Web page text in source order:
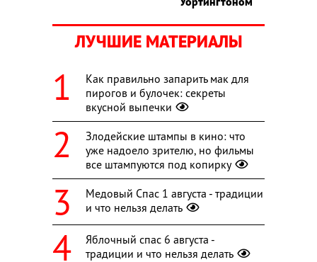
ЛУЧШИЕ МАТЕРИАЛЫ
Как правильно запарить мак для
пирогов и булочек: секреты
вкусной выпечки
Злодейские штампы в кино: что
уже надоело зрителю, но фильмы
все штампуются под копирку
Медовый Спас 1 августа - традиции
и что нельзя делать
Яблочный спас 6 августа -
традиции и что нельзя делать